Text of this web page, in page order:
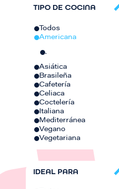
TIPO DE COCINA
Todos
Americana
.
Asiática
Brasileña
Cafetería
Celiaca
Coctelería
Italiana
Mediterránea
Vegano
Vegetariana
IDEAL PARA